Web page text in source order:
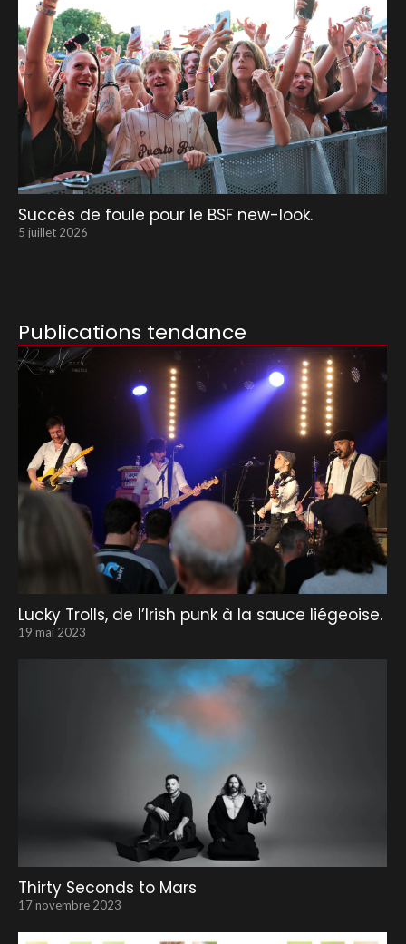
Succès de foule pour le BSF new-look.
5 juillet 2026
Publications tendance
Lucky Trolls, de l’Irish punk à la sauce liégeoise.
19 mai 2023
Thirty Seconds to Mars
17 novembre 2023